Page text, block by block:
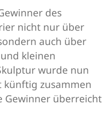
des
nicht nur über
auch über
kleinen
wurde nun
künftig zusammen
Gewinner überreicht